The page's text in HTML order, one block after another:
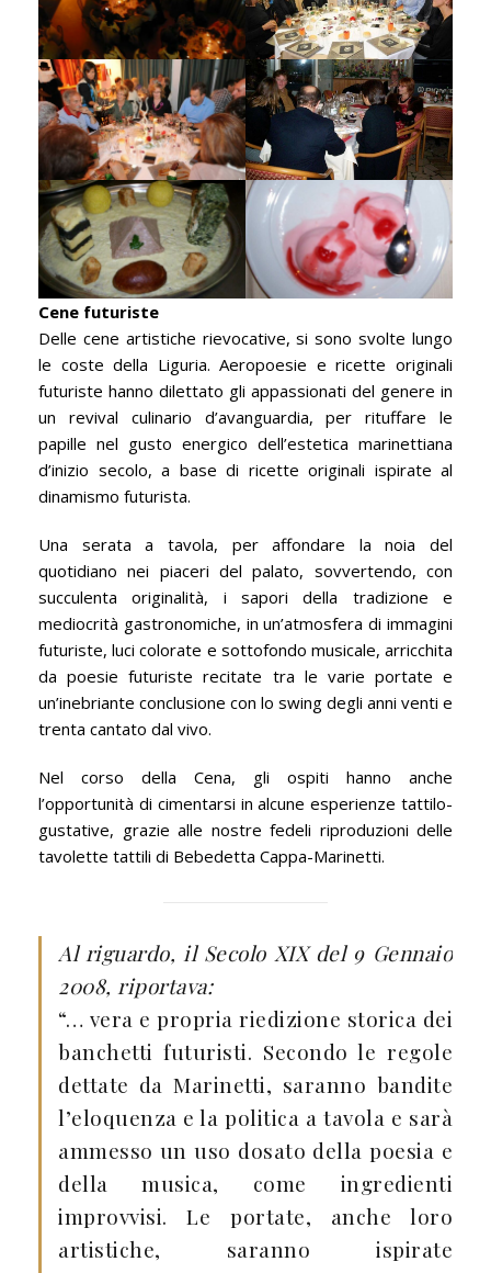
Cene futuriste
Delle cene artistiche rievocative, si sono svolte lungo
le coste della Liguria. Aeropoesie e ricette originali
futuriste hanno dilettato gli appassionati del genere in
un revival culinario d’avanguardia, per rituffare le
papille nel gusto energico dell’estetica marinettiana
d’inizio secolo, a base di ricette originali ispirate al
dinamismo futurista.
Una serata a tavola, per affondare la noia del
quotidiano nei piaceri del palato, sovvertendo, con
succulenta originalità, i sapori della tradizione e
mediocrità gastronomiche, in un’atmosfera di immagini
futuriste, luci colorate e sottofondo musicale, arricchita
da poesie futuriste recitate tra le varie portate e
un’inebriante conclusione con lo swing degli anni venti e
trenta cantato dal vivo.
Nel corso della Cena, gli ospiti hanno anche
l’opportunità di cimentarsi in alcune esperienze tattilo-
gustative, grazie alle nostre fedeli riproduzioni delle
tavolette tattili di Bebedetta Cappa-Marinetti.
Al riguardo, il Secolo XIX del 9 Gennaio
2008, riportava:
“… vera e propria riedizione storica dei
banchetti futuristi. Secondo le regole
dettate da Marinetti, saranno bandite
l’eloquenza e la politica a tavola e sarà
ammesso un uso dosato della poesia e
della musica, come ingredienti
improvvisi. Le portate, anche loro
artistiche, saranno ispirate